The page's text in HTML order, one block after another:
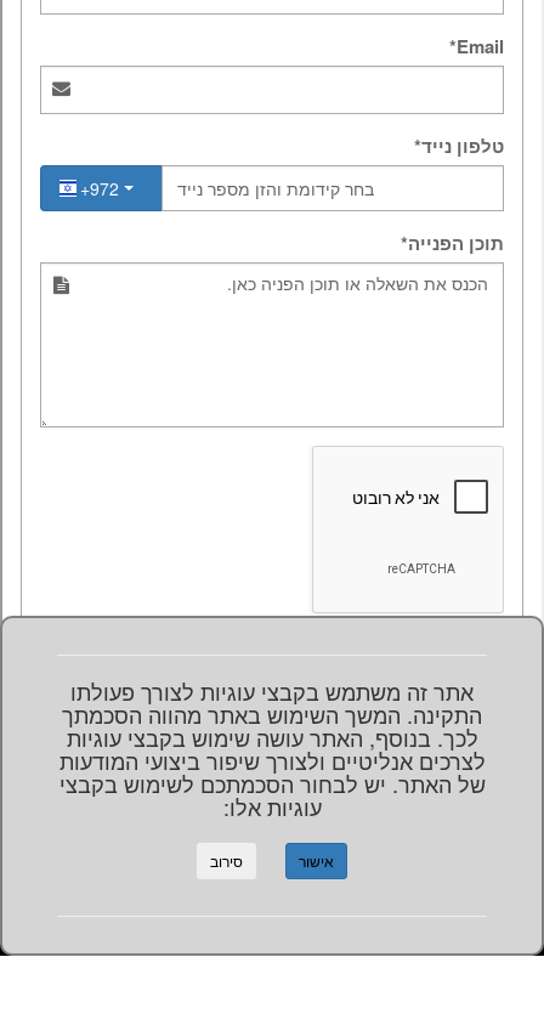
079-580-5511מספר השלוחה
327
Powered By Copyright 2016-Present
אתר זה משתמש בקבצי עוגיות לצורך פעולתו
התקינה. המשך השימוש באתר מהווה הסכמתך
לכך. בנוסף, האתר עושה שימוש בקבצי עוגיות
לצרכים אנליטיים ולצורך שיפור ביצועי המודעות
של האתר. יש לבחור הסכמתכם לשימוש בקבצי
עוגיות אלו:
אישור סירוב